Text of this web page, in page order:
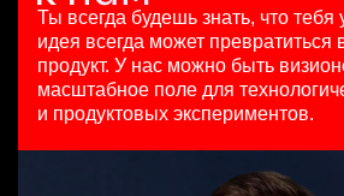
сегодня
150000 ₽
Нижний Новгород
HeadHunter::Коммерческий
Ташкент
Менеджер по продажам в сегменте
бизнеса
HeadHunter::Телефонные продажи
20 июл. 2026
з/п не указана
Москва
Data Scientist в Сетку
HeadHunter::Analytics/Data Science
29 июл. 2026
Москва
Ты всегда будешь знать, что тебя
идея всегда может превратиться
продукт. У нас можно быть
масштабное поле для
и продуктовых экспериментов.